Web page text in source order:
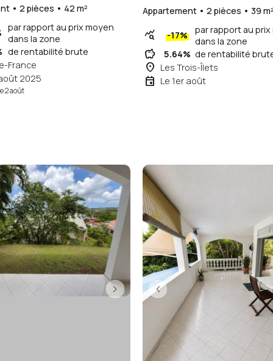
• 2 pièces • 42 m²
par rapport au prix moyen
dans la zone
de rentabilité brute
France
2025
2 août
Appartement • 2 pièces • 39
query_stats -17%
par rapport au
dans la zone
savings 5.64% de rentabilité
place Les Trois-Îlets
event Le 1er août